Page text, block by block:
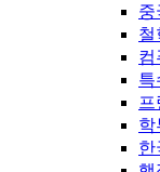
중
철
컴
특
프
학
한